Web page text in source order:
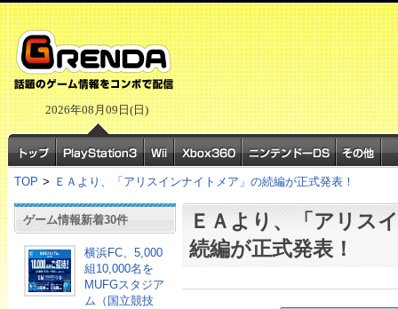
2026年08月09日(日)
TOP > ＥＡより、「アリスインナイトメア」の続編が正式発表！
ゲーム情報新着30件
横浜FC、5,000
組10,000名を
MUFGスタジア
ム（国立競技
ＥＡより、「アリス
続編が正式発表！